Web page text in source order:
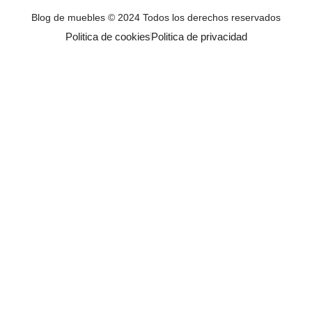
o
-
r
e
Blog de muebles © 2024 Todos los derechos reservados
Politica de cookiesPolitica de privacidad